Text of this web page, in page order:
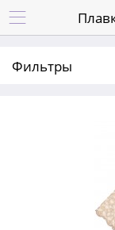

Фильтры